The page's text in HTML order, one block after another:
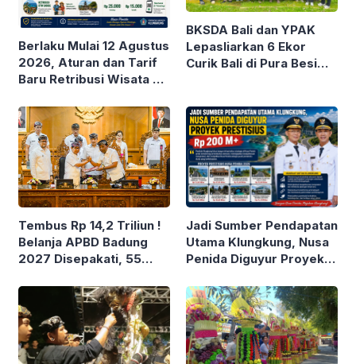
Berlaku Mulai 12 Agustus
2026, Aturan dan Tarif
Baru Retribusi Wisata di
BKSDA Bali dan YPAK
Lepasliarkan 6 Ekor
Curik Bali di Pura Besi
Tembus Rp 14,2 Triliun !
Belanja APBD Badung
2027 Disepakati, 55
Baru
Jadi Sumber Pendapatan
Utama Klungkung, Nusa
Penida Diguyur Proyek